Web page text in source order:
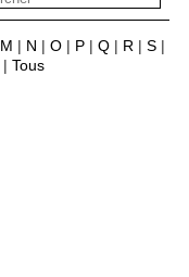
M | N | O | P | Q | R | S |
| Tous